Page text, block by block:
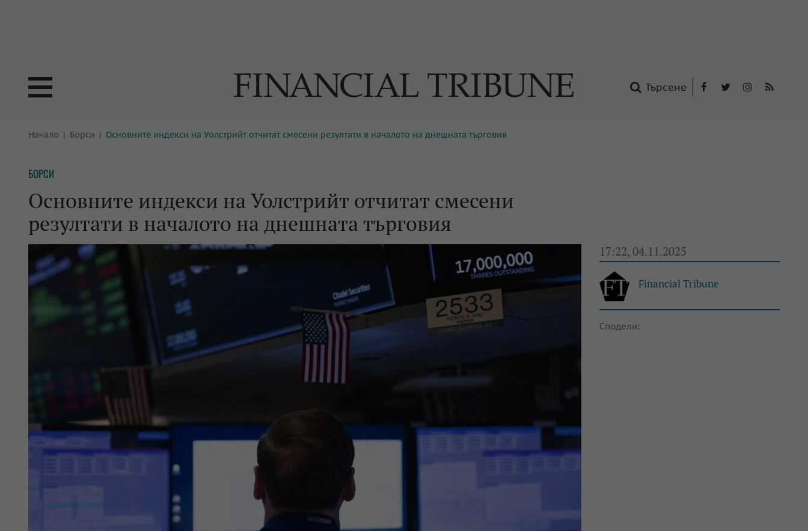
Търсене
БОРСИ
КРИПТО
БАНКИ
ПАРИТЕ
ЗАСТРАХОВАНЕ
ЕНЕРГЕТИКА
ТЕХНОЛОГИИ
МРЕЖАТА
ИМОТИ
АВТОМОБИЛИ
МУЛТИМЕДИЯ
За нас Реклама
Начало Борси Основните индекси на Уолстрийт отчитат смесени резултати в началото на днешната търговия
БОРСИ
Основните индекси на Уолстрийт отчитат смесени
резултати в началото на днешната търговия
17:22, 04.11.2025
Financial Tribune
Сподели: